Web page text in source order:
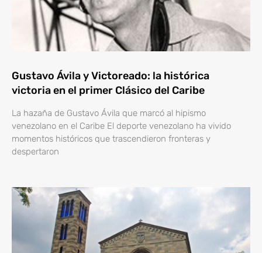
Gustavo Ávila y Victoreado: la histórica
victoria en el primer Clásico del Caribe
La hazaña de Gustavo Ávila que marcó al hipismo
venezolano en el Caribe El deporte venezolano ha vivido
momentos históricos que trascendieron fronteras y
despertaron